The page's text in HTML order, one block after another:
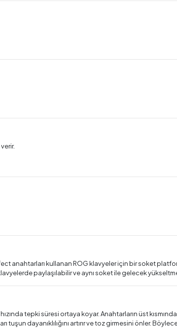
kullanan ROG klavyeler için bir soket
paylaşılabilir ve aynı soket ile gelecek
tepki süresi ortaya koyar. Anahtarların üst
dayanıklılığını artırır ve toz girmesini önler.